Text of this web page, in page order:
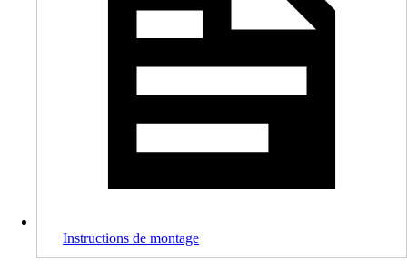
Instructions de montage